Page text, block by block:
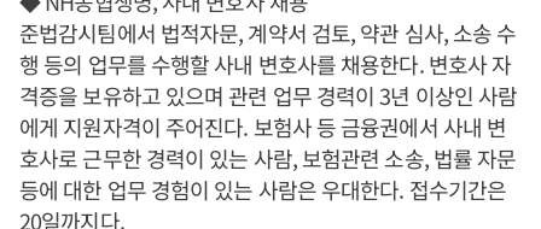
준법감시팀에서 법적자문, 계약서 검토, 약관 심사, 소송 수
행 등의 업무를 수행할 사내 변호사를 채용한다. 변호사 자
격증을 보유하고 있으며 관련 업무 경력이 3년 이상인 사람
에게 지원자격이 주어진다. 보험사 등 금융권에서 사내 변
호사로 근무한 경력이 있는 사람, 보험관련 소송, 법률 자문
등에 대한 업무 경험이 있는 사람은 우대한다. 접수기간은
20일까지다.